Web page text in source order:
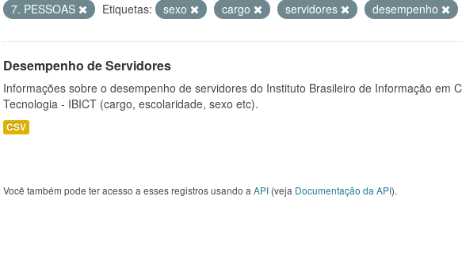
7. PESSOAS
Etiquetas: sexo cargo servidores desempenho
Desempenho de Servidores
Informações sobre o desempenho de servidores do Instituto Brasileiro de Informação em
Tecnologia - IBICT (cargo, escolaridade, sexo etc).
CSV
Você também pode ter acesso a esses registros usando a API (veja Documentação da API).